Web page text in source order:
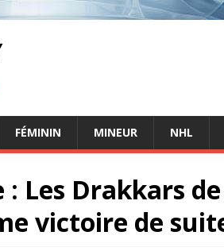
FÉMININ MINEUR NHL
Les Drakkars
victoire de